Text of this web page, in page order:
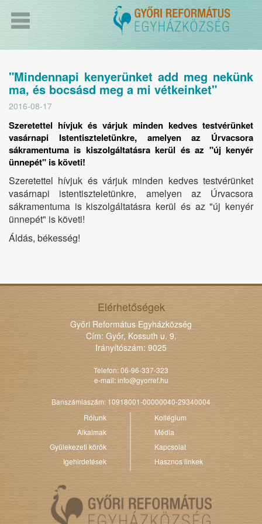
"Mindennapi kenyerünket add meg nekünk
ma, és bocsásd meg a mi vétkeinket"
2016-08-17
Szeretettel hívjuk és várjuk minden kedves testvérünket
vasárnapi Istentiszteletünkre, amelyen az Úrvacsora
sákramentuma is kiszolgáltatásra kerül és az "új kenyér
ünnepét" is követi!
Szeretettel hívjuk és várjuk minden kedves testvérünket
vasárnapi istentiszteletünkre, amelyen az Úrvacsora
sákramentuma is kiszolgáltatásra kerül és az "új kenyér
ünnepét" is követi!
Áldás, békesség!
Elérhetőségek
Győri Református Egyházközség
Cím: Győr, Kossuth u. 9.
Irányítószám: 9025
Telefon: 06-96-337-323
e-mail:info@gyorref.hu
Banszámlaszám: 10918001-00000040-29340004
Rólunk
Alkalmak
Gyülekezeti körök
Igehirdetések
Kollégium
Média
Kapcsolat
Hasznos linkek